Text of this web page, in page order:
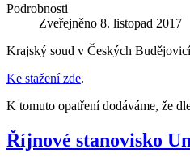
Podrobnosti
Zveřejněno 8. listopad 2017
Krajský soud v Českých
Ke stažení zde.
K tomuto opatření dodáváme, že
Říjnové stanovisko